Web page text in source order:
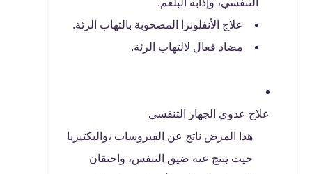
التنفسي، وإذابة البلغم.
علاج الأنفلونزا المصحوبة بالتهاب الرئة.
مضاد فعال لالتهاب الرئة.
علاج عدوي الجهاز التنفسي
هذا المرض ناتج عن الفيروسات ،والبكتيريا
حيث ينتج عنه ضيق التنفس، واحتقان